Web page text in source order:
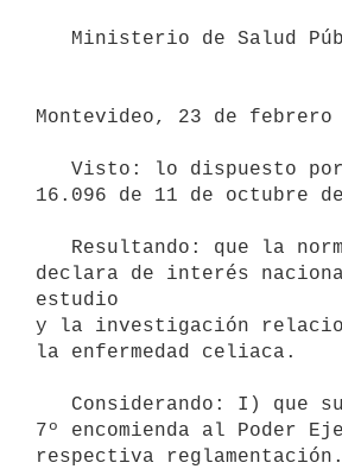
Montevideo, 23 de febrero
16.096 de 11 de octubre
declara de interés
estudio
y la investigación
la enfermedad celiaca.
7º encomienda al Poder
respectiva reglamentación.